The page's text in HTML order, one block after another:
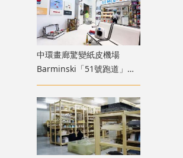
中環畫廊驚變紙皮機場
Barminski「51號跑道」用
紙箱建造星際航廈